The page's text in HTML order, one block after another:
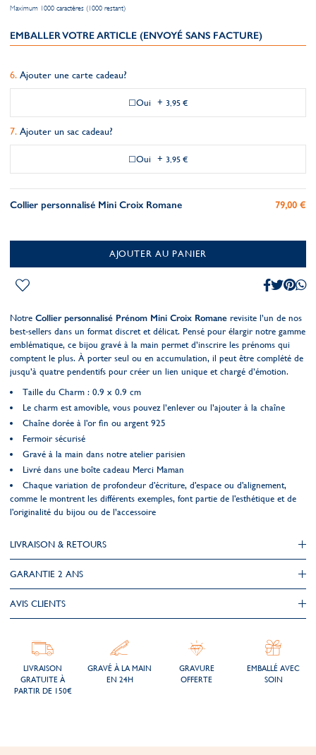
Maximum 1000 caractères (1000 restant)
EMBALLER VOTRE ARTICLE (ENVOYÉ SANS FACTURE)
Ajouter une carte cadeau?
Oui + 3,95 €
Ajouter un sac cadeau?
Oui + 3,95 €
Collier personnalisé Mini Croix Romane 79,00 €
AJOUTER AU PANIER
Notre Collier personnalisé Prénom Mini Croix Romane revisite l’un de nos
best-sellers dans un format discret et délicat. Pensé pour élargir notre gamme
emblématique, ce bijou gravé à la main permet d’inscrire les prénoms qui
comptent le plus. À porter seul ou en accumulation, il peut être complété de
jusqu’à quatre pendentifs pour créer un lien unique et chargé d’émotion.
Taille du Charm : 0.9 x 0.9 cm
Le charm est amovible, vous pouvez l’enlever ou l’ajouter à la chaîne
Chaîne dorée à l'or fin ou argent 925
Fermoir sécurisé
Gravé à la main dans notre atelier parisien
Livré dans une boîte cadeau Merci Maman
Chaque variation de profondeur d'écriture, d'espace ou d'alignement,
comme le montrent les différents exemples, font partie de l'esthétique et de
l'originalité du bijou ou de l’accessoire
LIVRAISON & RETOURS
GARANTIE 2 ANS
AVIS CLIENTS
LIVRAISON
GRATUITE À
PARTIR DE 150€
GRAVÉ À LA MAIN
EN 24H
GRAVURE
OFFERTE
EMBALLÉ AVEC
SOIN